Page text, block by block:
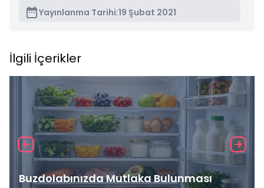
Yayınlanma Tarihi:19 Şubat 2021
İlgili İçerikler
Buzdolabınızda Mutlaka Bulunması